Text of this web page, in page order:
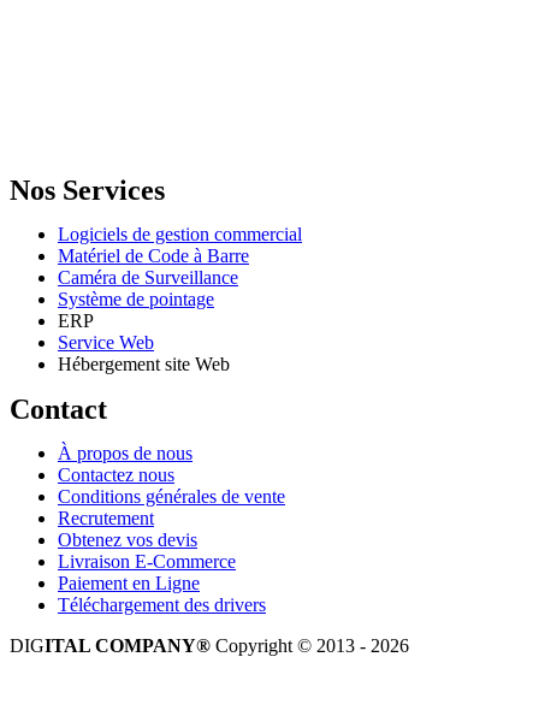
Nos Services
Logiciels de gestion commercial
Matériel de Code à Barre
Caméra de Surveillance
Système de pointage
ERP
Service Web
Hébergement site Web
Contact
À propos de nous
Contactez nous
Conditions générales de vente
Recrutement
Obtenez vos devis
Livraison E-Commerce
Paiement en Ligne
Téléchargement des drivers
DIGITAL COMPANY® Copyright © 2013 - 2026